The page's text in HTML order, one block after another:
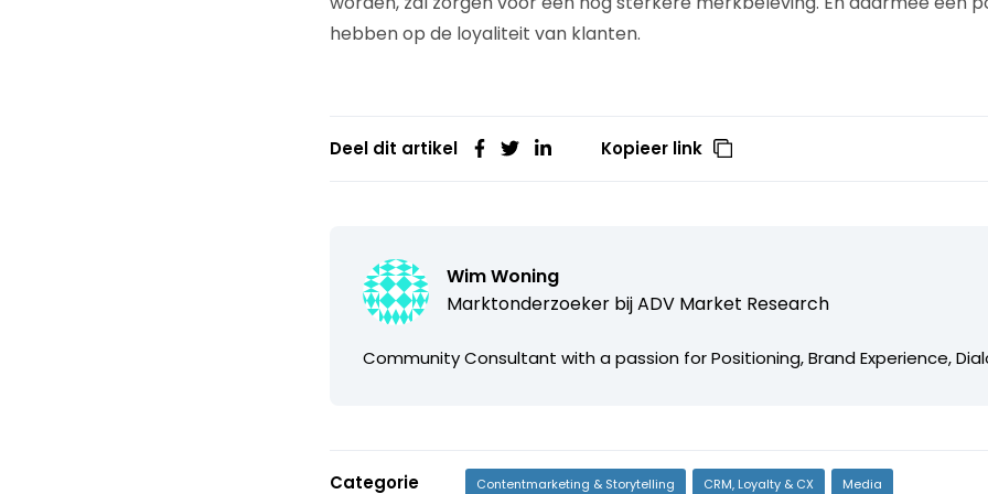
hebben op de loyaliteit van klanten.
Deel dit artikel Kopieer link
Wim Woning
Marktonderzoeker bijADV Market Research
Community Consultant with a passion for Positioning, Brand Experience,
Categorie Contentmarketing & Storytelling CRM, Loyalty & CX Media